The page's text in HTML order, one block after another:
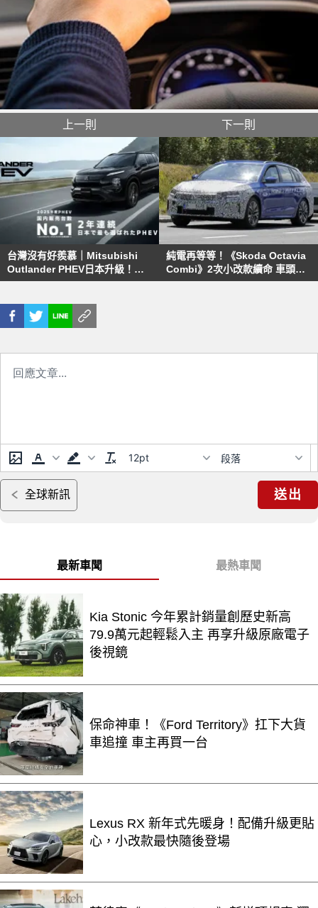
上一則
台灣沒有好羨慕｜Mitsubishi
Outlander PHEV日本升級！新
增自動解鎖功能、安全科技再進
下一則
純電再等等！《Skoda Octavia
Combi》2次小改款續命 車頭換
上最新設計語彙
12pt 段落
全球新訊 送出
最新車聞 最熱車聞
Kia Stonic 今年累計銷量創歷史新高
79.9萬元起輕鬆入主 再享升級原廠電子
後視鏡
保命神車！《Ford Territory》扛下大貨
車追撞 車主再買一台
Lexus RX 新年式先暖身！配備升級更貼
心，小改款最快隨後登場